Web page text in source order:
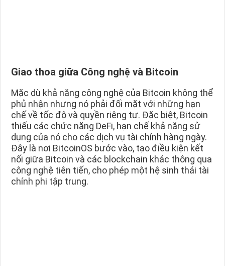
Giao thoa giữa Công nghệ và Bitcoin
Mặc dù khả năng công nghệ của Bitcoin không thể
phủ nhận nhưng nó phải đối mặt với những hạn
chế về tốc độ và quyền riêng tư. Đặc biệt, Bitcoin
thiếu các chức năng DeFi, hạn chế khả năng sử
dụng của nó cho các dịch vụ tài chính hàng ngày.
Đây là nơi BitcoinOS bước vào, tạo điều kiện kết
nối giữa Bitcoin và các blockchain khác thông qua
công nghệ tiên tiến, cho phép một hệ sinh thái tài
chính phi tập trung.